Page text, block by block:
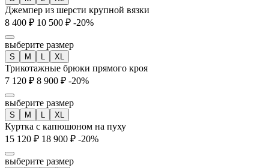
Джемпер из шерсти крупной вязки
8 400 ₽ 10 500 ₽ -20%
выберите размер
S M L XL
Трикотажные брюки прямого кроя
7 120 ₽ 8 900 ₽ -20%
выберите размер
S M L XL
Куртка с капюшоном на пуху
15 120 ₽ 18 900 ₽ -20%
выберите размер